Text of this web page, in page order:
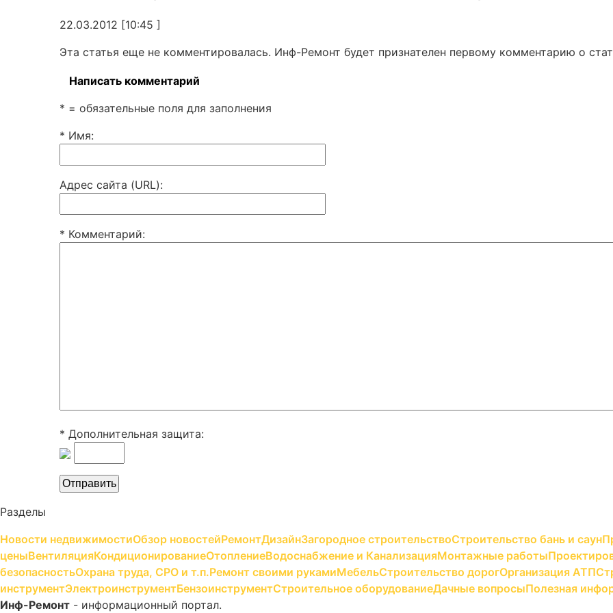
22.03.2012 [10:45 ]
Эта статья еще не комментировалась. Инф-Ремонт будет признателен первому комментарию о
Написать комментарий
* = обязательные поля для заполнения
* Имя:
Адрес сайта (URL):
* Комментарий:
* Дополнительная защита:
Разделы
Новости недвижимостиОбзор новостейРемонтДизайнЗагородное строительствоСтроительство бань и саун
ценыВентиляцияКондиционированиеОтоплениеВодоснабжение и КанализацияМонтажные работы
безопасностьОхрана труда, СРО и т.п.Ремонт своими рукамиМебельСтроительство дорогОрганизация АТП
инструментЭлектроинструментБензоинструментСтроительное оборудованиеДачные вопросыПолезная
Инф-Ремонт - информационный портал.